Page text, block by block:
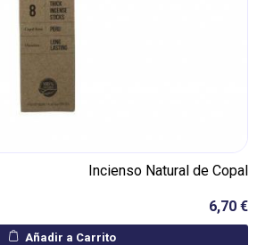
Incienso Natural de Copal
6,70 €
Añadir a Carrito